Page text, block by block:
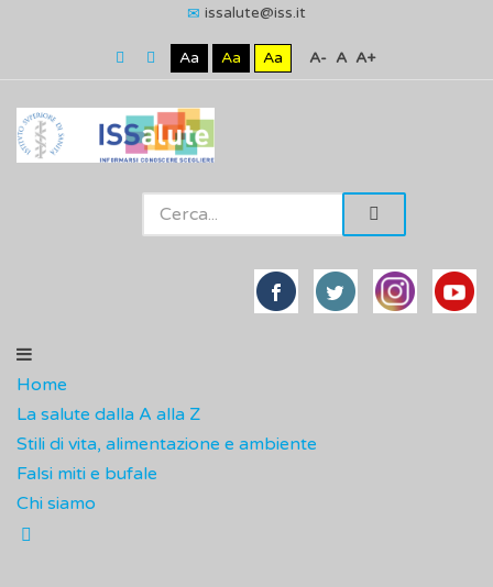
issalute@iss.it
Aa Aa Aa A- A A+
Home
La salute dalla A alla Z
Stili di vita, alimentazione e ambiente
Falsi miti e bufale
Chi siamo